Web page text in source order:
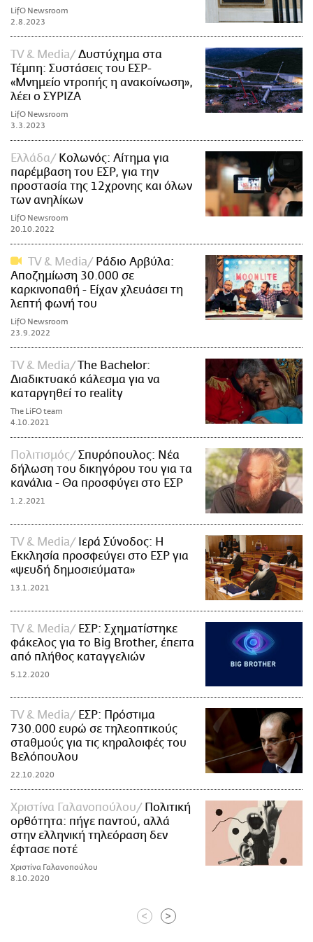
LifO Newsroom
2.8.2023
TV & Media
Δυστύχημα στα
Τέμπη: Συστάσεις του ΕΣΡ-
«Μνημείο ντροπής η ανακοίνωση»,
λέει ο ΣΥΡΙΖΑ
LifO Newsroom
3.3.2023
Ελλάδα
Κολωνός: Αίτημα για
παρέμβαση του ΕΣΡ, για την
προστασία της 12χρονης και όλων
των ανηλίκων
LifO Newsroom
20.10.2022
TV & Media
Ράδιο Αρβύλα:
Αποζημίωση 30.000 σε
καρκινοπαθή - Είχαν χλευάσει τη
λεπτή φωνή του
LifO Newsroom
23.9.2022
TV & Media
The Bachelor:
Διαδικτυακό κάλεσμα για να
καταργηθεί το reality
The LiFO team
4.10.2021
Πολιτισμός
Σπυρόπουλος: Νέα
δήλωση του δικηγόρου του για τα
κανάλια - Θα προσφύγει στο ΕΣΡ
1.2.2021
TV & Media
Ιερά Σύνοδος: Η
Εκκλησία προσφεύγει στο ΕΣΡ για
«ψευδή δημοσιεύματα»
13.1.2021
TV & Media
ΕΣΡ: Σχηματίστηκε
φάκελος για το Big Brother, έπειτα
από πλήθος καταγγελιών
5.12.2020
TV & Media
ΕΣΡ: Πρόστιμα
730.000 ευρώ σε τηλεοπτικούς
σταθμούς για τις κηραλοιφές του
Βελόπουλου
22.10.2020
Χριστίνα Γαλανοπούλου
Πολιτική
ορθότητα: πήγε παντού, αλλά
στην ελληνική τηλεόραση δεν
έφτασε ποτέ
Χριστίνα Γαλανοπούλου
8.10.2020
< >